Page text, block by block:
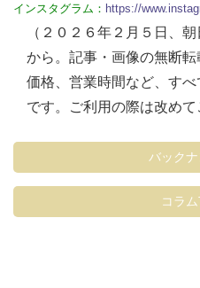
インスタグラム： https://
（２０２６年２月５日、
から。記事・画像の無断
価格、営業時間など、す
です。ご利用の際は改めて
バック
コラ